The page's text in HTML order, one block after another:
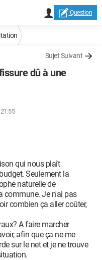
Question
Sujet Suivant
dû à une
qui nous plaît
Seulement la
naturelle de
commune. Je n'ai pas
combien ça aller coûter,
A faire marcher
afin que ça ne me
sur le net et je ne trouve